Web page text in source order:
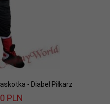
- Diabeł Piłkarz
PLN